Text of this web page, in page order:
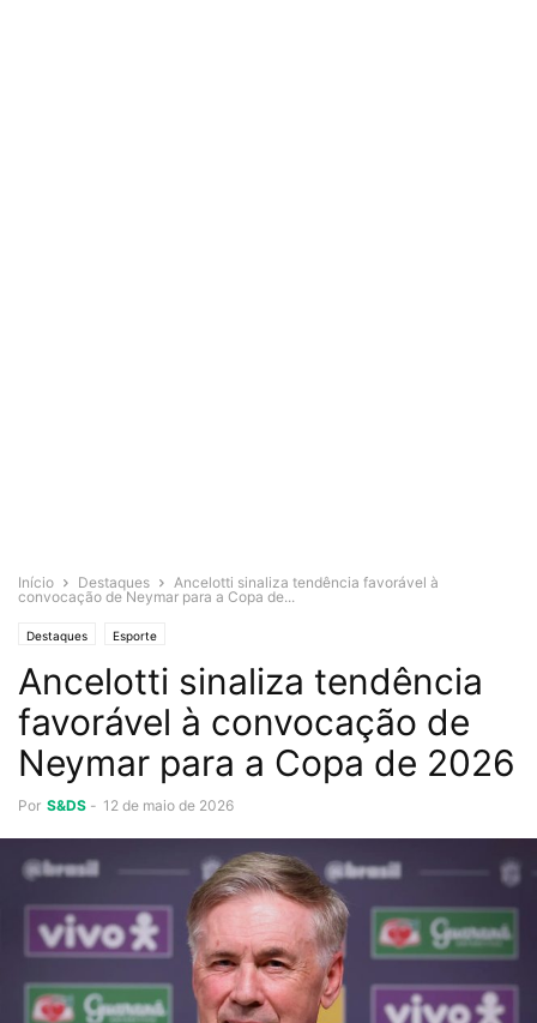
Início Destaques
Ancelotti sinaliza tendência favorável à
convocação de Neymar para a Copa de...
Destaques Esporte
Ancelotti sinaliza tendência
favorável à convocação de
Neymar para a Copa de 2026
Por S&DS - 12 de maio de 2026